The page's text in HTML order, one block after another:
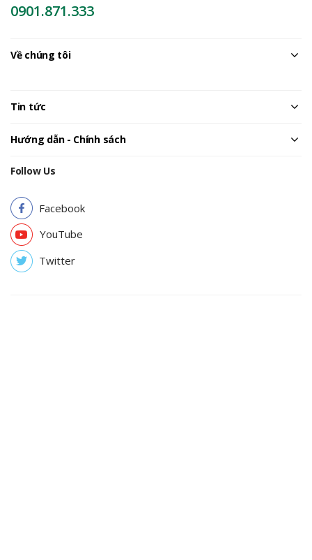
0901.871.333
Về chúng tôi
Tin tức
Hướng dẫn - Chính sách
Follow Us
Facebook
YouTube
Twitter